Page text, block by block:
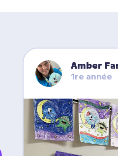
Amber
1re année